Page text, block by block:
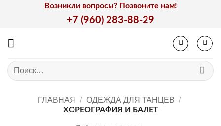
Возникли вопросы? Позвоните нам!
+7 (960) 283-88-29
Искать:
ГЛАВНАЯ / ОДЕЖДА ДЛЯ ТАНЦЕВ /
ХОРЕОГРАФИЯ И БАЛЕТ